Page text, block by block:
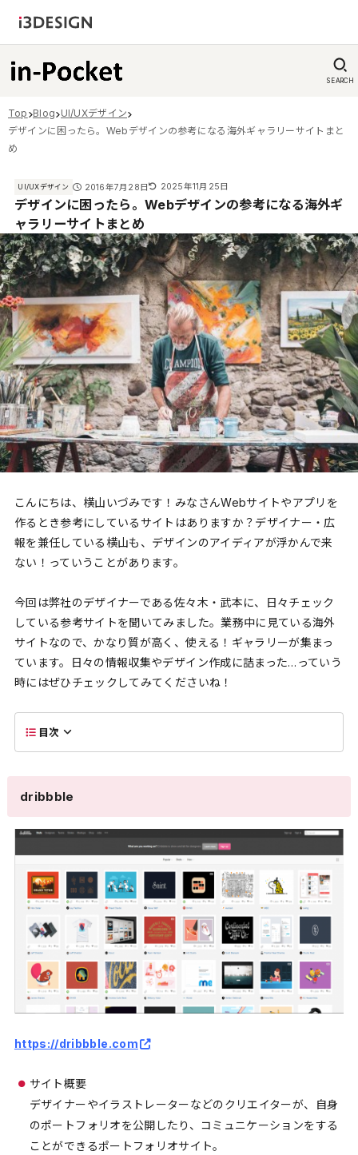
SEARCH
Top Blog UI/UXデザイン
デザインに困ったら。Webデザインの参考になる海外ギャラリーサイトまと
め
UI/UXデザイン 2016年7月28日 2025年11月25日
デザインに困ったら。Webデザインの参考になる海外ギ
ャラリーサイトまとめ
こんにちは、横山いづみです！みなさんWebサイトやアプリを
作るとき参考にしているサイトはありますか？デザイナー・広
報を兼任している横山も、デザインのアイディアが浮かんで来
ない！っていうことがあります。
今回は弊社のデザイナーである佐々木・武本に、日々チェック
している参考サイトを聞いてみました。業務中に見ている海外
サイトなので、かなり質が高く、使える！ギャラリーが集まっ
ています。日々の情報収集やデザイン作成に詰まった…っていう
時にはぜひチェックしてみてくださいね！
目次
dribbble
https://dribbble.com
サイト概要
デザイナーやイラストレーターなどのクリエイターが、自身
のポートフォリオを公開したり、コミュニケーションをする
ことができるポートフォリオサイト。